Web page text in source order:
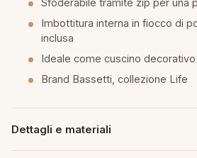
e Pigiami
Sfoderabile tramite zip per una
Imbottitura interna in fiocco di
inclusa
Ideale come cuscino
Brand Bassetti, collezione Life
Dettagli e materiali